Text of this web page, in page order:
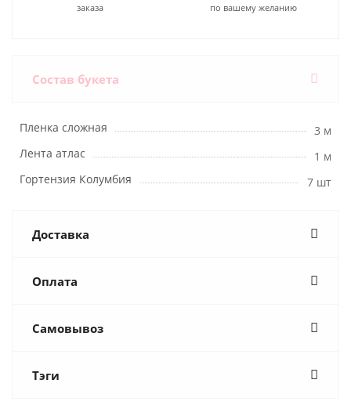
заказа
по вашему желанию
Состав букета
Пленка сложная
3 м
Лента атлас
1 м
Гортензия Колумбия
7 шт
Доставка
Оплата
Самовывоз
Тэги